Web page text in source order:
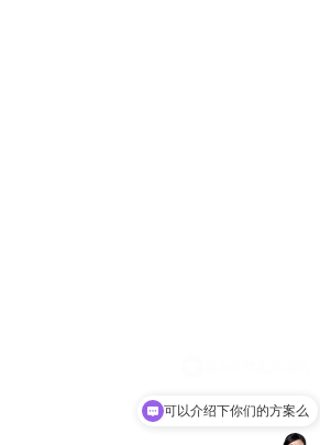
可以介绍下你们的方案么